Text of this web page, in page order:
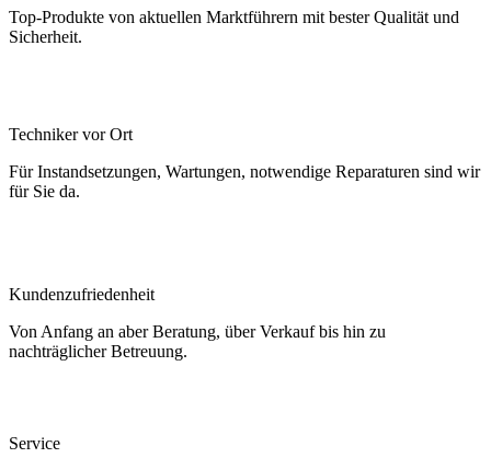
Top-Produkte von aktuellen Marktführern mit bester Qualität und
Sicherheit.
Techniker vor Ort
Für Instandsetzungen, Wartungen, notwendige Reparaturen sind wir
für Sie da.
Kundenzufriedenheit
Von Anfang an aber Beratung, über Verkauf bis hin zu
nachträglicher Betreuung.
Service